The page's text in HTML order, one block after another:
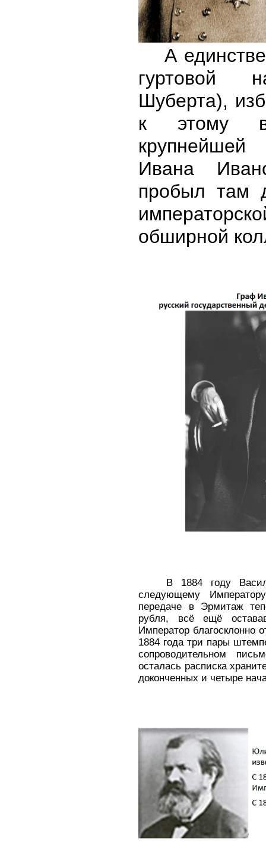
А
гуртовой
Шуберта),
к этому
Ивана
пробыл там
обширной
В 1884 году
следующему
передаче в Эрмитаж
рубля, всё ещё
Император благосклонно
1884 года три пары
сопроводительном
осталась расписка
доконченных и четыре